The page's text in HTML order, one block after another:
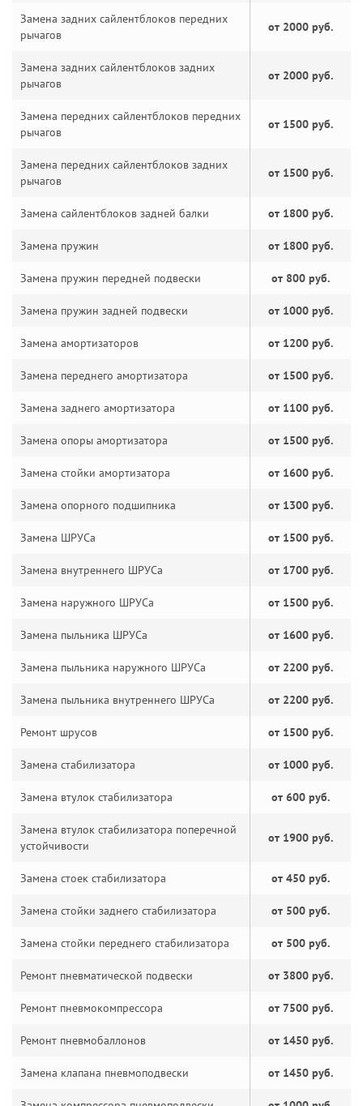
Замена задних сайлентблоков передних
рычагов
от 2000 руб.
Замена задних сайлентблоков задних
рычагов
от 2000 руб.
Замена передних сайлентблоков передних
рычагов
от 1500 руб.
Замена передних сайлентблоков задних
рычагов
от 1500 руб.
Замена сайлентблоков задней балки от 1800 руб.
Замена пружин от 1800 руб.
Замена пружин передней подвески от 800 руб.
Замена пружин задней подвески от 1000 руб.
Замена амортизаторов от 1200 руб.
Замена переднего амортизатора от 1500 руб.
Замена заднего амортизатора от 1100 руб.
Замена опоры амортизатора от 1500 руб.
Замена стойки амортизатора от 1600 руб.
Замена опорного подшипника от 1300 руб.
Замена ШРУСа от 1500 руб.
Замена внутреннего ШРУСа от 1700 руб.
Замена наружного ШРУСа от 1500 руб.
Замена пыльника ШРУСа от 1600 руб.
Замена пыльника наружного ШРУСа от 2200 руб.
Замена пыльника внутреннего ШРУСа от 2200 руб.
Ремонт шрусов от 1500 руб.
Замена стабилизатора от 1000 руб.
Замена втулок стабилизатора от 600 руб.
Замена втулок стабилизатора поперечной
устойчивости
от 1900 руб.
Замена стоек стабилизатора от 450 руб.
Замена стойки заднего стабилизатора от 500 руб.
Замена стойки переднего стабилизатора от 500 руб.
Ремонт пневматической подвески от 3800 руб.
Ремонт пневмокомпрессора от 7500 руб.
Ремонт пневмобаллонов от 1450 руб.
Замена клапана пневмоподвески от 1450 руб.